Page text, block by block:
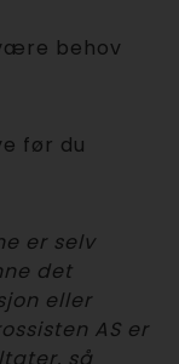
behov
før du
er selv
det
eller
AS er